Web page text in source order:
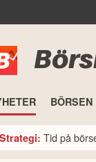
BÖRSEN
Strategi: Tid på